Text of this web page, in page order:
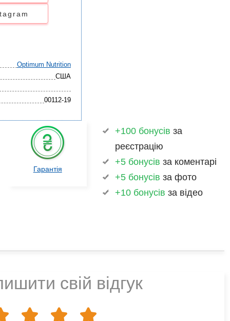
Optimum Nutrition
США
00112-19
Гарантія
+100 бонусів за
реєстрацію
+5 бонусів за коментарі
+5 бонусів за фото
+10 бонусів за відео
свій відгук